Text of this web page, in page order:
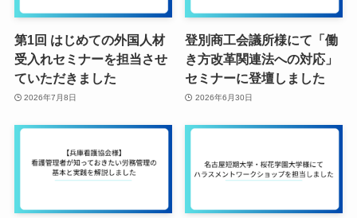
第1回 はじめての外国人材
受入れセミナーを担当させ
ていただきました
2026年7月8日
登別商工会議所様にて「働
き方改革関連法への対応」
セミナーに登壇しました
2026年6月30日